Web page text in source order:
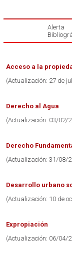
Alerta
Acceso a la
(Actualización: 27 de
Derecho al Agua
(Actualización: 03/02/
Derecho
(Actualización: 31/08/
Desarrollo urbano
(Actualización: 10 de
Expropiación
(Actualización: 06/04/